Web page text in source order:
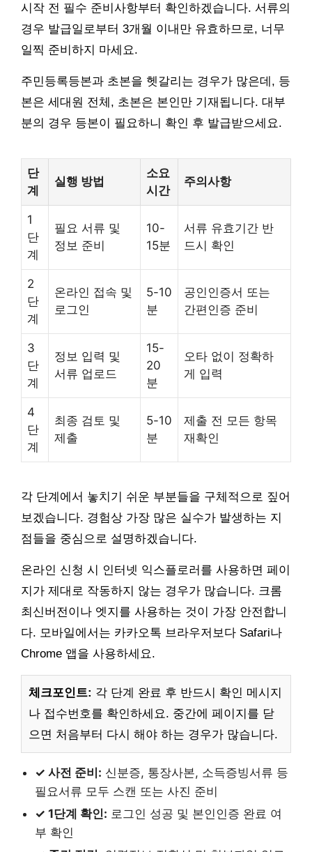
시작 전 필수 준비사항부터 확인하겠습니다. 서류의
경우 발급일로부터 3개월 이내만 유효하므로, 너무
일찍 준비하지 마세요.
주민등록등본과 초본을 헷갈리는 경우가 많은데, 등
본은 세대원 전체, 초본은 본인만 기재됩니다. 대부
분의 경우 등본이 필요하니 확인 후 발급받으세요.
단
계
실행 방법
소요
시간
주의사항
1
단
계
필요 서류 및
정보 준비
10-
15분
서류 유효기간 반
드시 확인
2
단
계
온라인 접속 및
로그인
5-10
분
공인인증서 또는
간편인증 준비
3
단
계
정보 입력 및
서류 업로드
15-
20
분
오타 없이 정확하
게 입력
4
단
계
최종 검토 및
제출
5-10
분
제출 전 모든 항목
재확인
각 단계에서 놓치기 쉬운 부분들을 구체적으로 짚어
보겠습니다. 경험상 가장 많은 실수가 발생하는 지
점들을 중심으로 설명하겠습니다.
온라인 신청 시 인터넷 익스플로러를 사용하면 페이
지가 제대로 작동하지 않는 경우가 많습니다. 크롬
최신버전이나 엣지를 사용하는 것이 가장 안전합니
다. 모바일에서는 카카오톡 브라우저보다 Safari나
Chrome 앱을 사용하세요.
체크포인트: 각 단계 완료 후 반드시 확인 메시지
나 접수번호를 확인하세요. 중간에 페이지를 닫
으면 처음부터 다시 해야 하는 경우가 많습니다.
✓ 사전 준비: 신분증, 통장사본, 소득증빙서류 등
필요서류 모두 스캔 또는 사진 준비
✓ 1단계 확인: 로그인 성공 및 본인인증 완료 여
부 확인